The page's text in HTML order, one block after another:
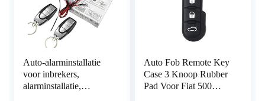
Auto-alarminstallatie
voor inbrekers,
alarminstallatie,
Auto Fob Remote Key
Case 3 Knoop Rubber
Pad Voor Fiat 500